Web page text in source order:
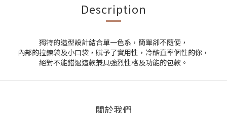
Description
獨特的造型設計結合單一色系，簡單卻不隨便，
內部的拉鍊袋及小口袋，賦予了實用性，冷酷直率個性的你，
絕對不能錯過這款兼具強烈性格及功能的包款。
關於我們